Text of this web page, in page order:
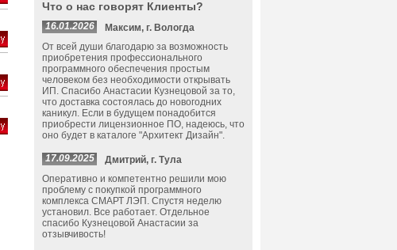
Что о нас говорят Клиенты?
16.01.2026
Максим, г. Вологда
От всей души благодарю за возможность
приобретения профессионального
программного обеспечения простым
человеком без необходимости открывать
ИП. Спасибо Анастасии Кузнецовой за то,
что доставка состоялась до новогодних
каникул. Если в будущем понадобится
приобрести лицензионное ПО, надеюсь, что
оно будет в каталоге "Архитект Дизайн".
17.09.2025
Дмитрий, г. Тула
Оперативно и компетентно решили мою
проблему с покупкой программного
комплекса СМАРТ ЛЭП. Спустя неделю
установил. Все работает. Отдельное
спасибо Кузнецовой Анастасии за
отзывчивость!